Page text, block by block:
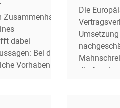
dabei
Bei der
Vorhaben zu
Die
die